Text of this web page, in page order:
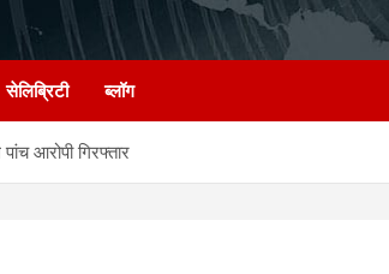
सेलिब्रिटी ब्लॉग
आरोपी गिरफ्तार